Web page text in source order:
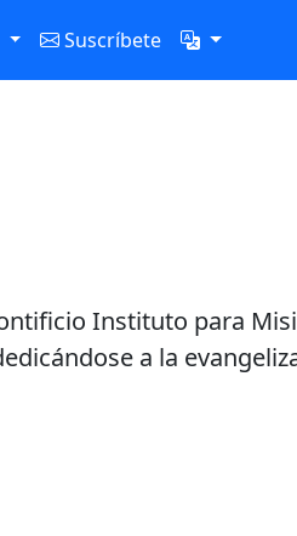
Suscríbete
Instituto para
a la